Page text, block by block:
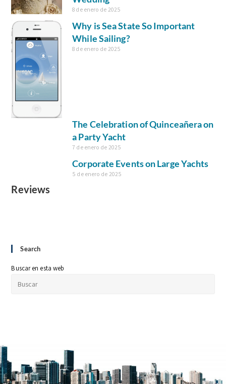
8 de enero de 2025
Why is Sea State So Important
While Sailing?
8 de enero de 2025
The Celebration of Quinceañera on
a Party Yacht
7 de enero de 2025
Corporate Events on Large Yachts
5 de enero de 2025
Reviews
Search
Buscar en esta web